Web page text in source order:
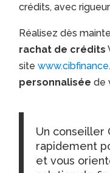
crédits, avec
Réalisez dès
rachat de crédits
site
personnalisée de
Un conseiller
rapidement
et vous